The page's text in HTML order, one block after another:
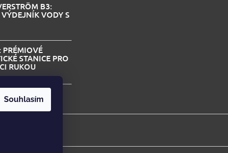
Souhlasím
B3:
VODY S
STANICE PRO
RUKOU
článků